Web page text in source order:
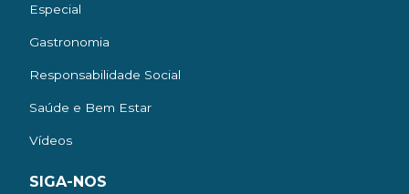
Especial
Gastronomia
Responsabilidade Social
Saúde e Bem Estar
Vídeos
SIGA-NOS